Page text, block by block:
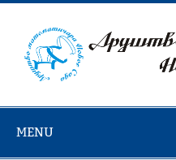
Skip
content
MENU